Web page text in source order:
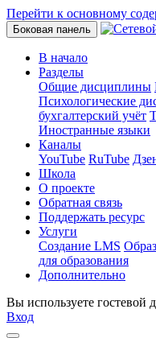
Перейти к основному
Боковая панель
В начало
Разделы
Общие дисциплины
Психологические
бухгалтерский учёт
Иностранные языки
Каналы
YouTube RuTube
Школа
О проекте
Обратная связь
Поддержать ресурс
Услуги
Создание LMS
для образования
Дополнительно
Вы используете гостевой
Вход